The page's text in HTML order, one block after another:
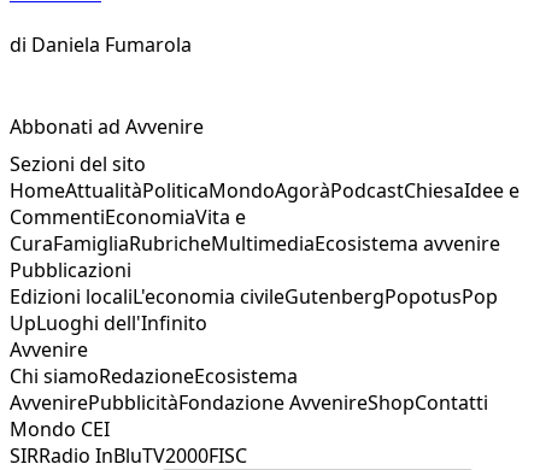
di Daniela Fumarola
Abbonati ad Avvenire
Sezioni del sito
HomeAttualitàPoliticaMondoAgoràPodcastChiesaIdee e
CommentiEconomiaVita e
CuraFamigliaRubricheMultimediaEcosistema avvenire
Pubblicazioni
Edizioni localiL'economia civileGutenbergPopotusPop
UpLuoghi dell'Infinito
Avvenire
Chi siamoRedazioneEcosistema
AvvenirePubblicitàFondazione AvvenireShopContatti
Mondo CEI
SIRRadio InBluTV2000FISC